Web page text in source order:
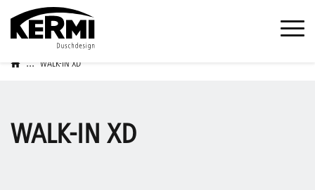
... WALK-IN XD
WALK-IN XD